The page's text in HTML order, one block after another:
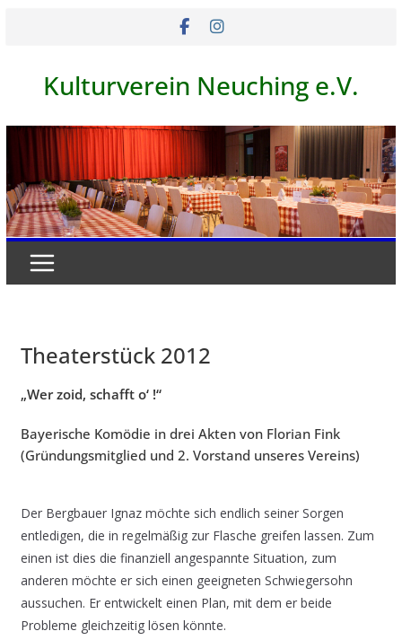
Kulturverein Neuching e.V.
Theaterstück 2012
„Wer zoid, schafft o‘ !“
Bayerische Komödie in drei Akten von Florian Fink
(Gründungsmitglied und 2. Vorstand unseres Vereins)
Der Bergbauer Ignaz möchte sich endlich seiner Sorgen
entledigen, die in regelmäßig zur Flasche greifen lassen. Zum
einen ist dies die finanziell angespannte Situation, zum
anderen möchte er sich einen geeigneten Schwiegersohn
aussuchen. Er entwickelt einen Plan, mit dem er beide
Probleme gleichzeitig lösen könnte.